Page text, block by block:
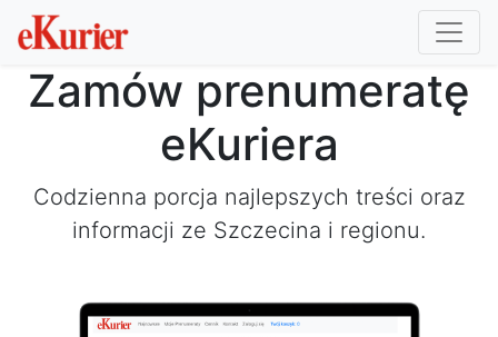
Zamów prenumeratę
eKuriera
Codzienna porcja najlepszych treści oraz
informacji ze Szczecina i regionu.